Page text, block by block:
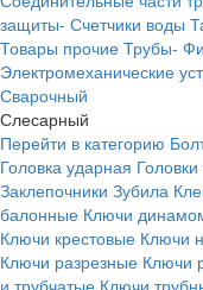
защиты- Счетчики воды
Товары прочие Трубы-
Электромеханические
Сварочный
Слесарный
Перейти в категорию
Головка ударная
Заклепочники Зубила
балонные Ключи
Ключи крестовые Ключи
Ключи разрезные Ключи
и трубчатые Ключи